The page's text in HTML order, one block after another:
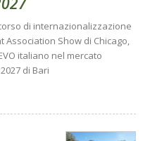
di internazionalizzazione
Show di Chicago,
italiano nel mercato
di Bari